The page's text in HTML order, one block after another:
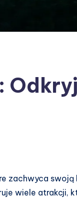
zachwyca
wiele atrakcji,